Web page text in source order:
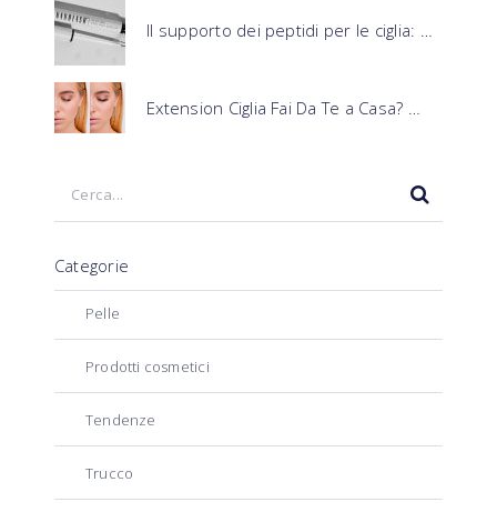
Il supporto dei peptidi per le ciglia: …
Extension Ciglia Fai Da Te a Casa? …
Categorie
Pelle
Prodotti cosmetici
Tendenze
Trucco